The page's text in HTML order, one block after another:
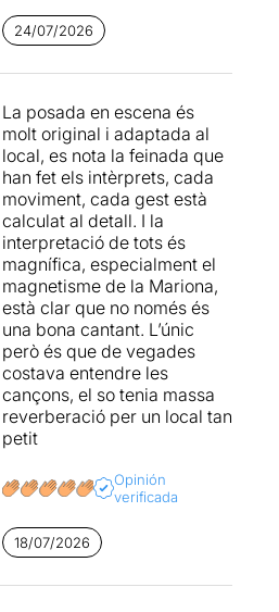
supèrbia i mancança
d’afectes pot deixar un
reguitzell de morts per a
validació i rellevància
mediàtica, si no també
guanyar-se un seguit
d’afectes que mai van ser
concedits en vida. I tot això,
primerament com a novel·la
i posteriorment com a film
(fins a arribar a aquest
musical de 1987 deDouglas
J. Cohen), concebut abans
que l’allargada ombra de
Charlie Mansontambé es
projectés dins de la cultura
pop que va fer que canviés
tot el paradigma del crim
mediàtic. Guanyar afectes a
aconseguir una glòria i uns
afectes que, si no és a través
dels nostres fets, ens són
negats. Només aquells
dels seus actes, són
directe és un autèntic luxe.
Les interpretacions són molt
No són maneres de tractar
una donaexplora les
relacions mare-fill, el poder
de la premsa, la fama, les
relacions d'una parella
d'uns trenta anys, la vida
urbana i l'amistat.
24/07/2026
La posada en escena és
molt original i adaptada al
local, es nota la feinada que
han fet els intèrprets, cada
moviment, cada gest està
calculat al detall. I la
interpretació de tots és
magnífica, especialment el
magnetisme de la Mariona,
està clar que no només és
una bona cantant. L’únic
però és que de vegades
costava entendre les
cançons, el so tenia massa
reverberació per un local tan
petit
Opinión
verificada
18/07/2026